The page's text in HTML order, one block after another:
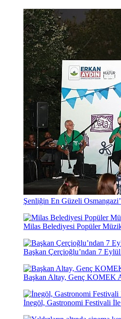
Şenliğin En Güzeli
Milas Belediyesi Popüler
Başkan Çerçioğlu’ndan 7
Başkan Altay, Genç KOMEK
İnegöl, Gastronomi Festivali